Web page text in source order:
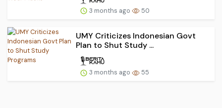
3 months ago 50
UMY Criticizes Indonesian Govt
Plan to Shut Study ...
3 months ago 55